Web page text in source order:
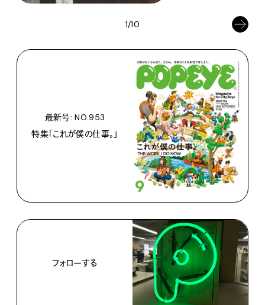
1/10
最新号: NO.953
特集「これが僕の仕事。」
フォローする